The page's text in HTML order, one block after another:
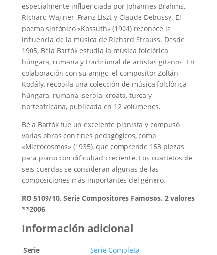
especialmente influenciada por Johannes Brahms,
Richard Wagner, Franz Liszt y Claude Debussy. El
poema sinfónico «Kossuth» (1904) reconoce la
influencia de la música de Richard Strauss. Desde
1905, Béla Bartók estudia la música folclórica
húngara, rumana y tradicional de artistas gitanos. En
colaboración con su amigo, el compositor Zoltán
Kodály, recopila una colección de música folclórica
húngara, rumana, serbia, croata, turca y
norteafricana, publicada en 12 volúmenes.
Béla Bartók fue un excelente pianista y compuso
varias obras con fines pedagógicos, como
«Microcosmos» (1935), que comprende 153 piezas
para piano con dificultad creciente. Los cuartetos de
seis cuerdas se consideran algunas de las
composiciones más importantes del género.
RO 5109/10. Serie Compositores Famosos. 2 valores
**2006
Información adicional
Serie
Serie Completa